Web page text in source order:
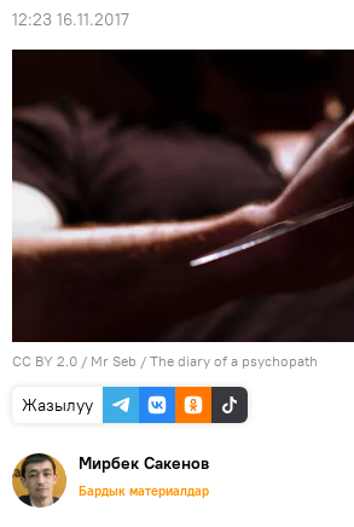
12:23 16.11.2017
CC BY 2.0 / Mr Seb / The diary of a psychopath
Жазылуу
Мирбек Сакенов
Бардык материалдар